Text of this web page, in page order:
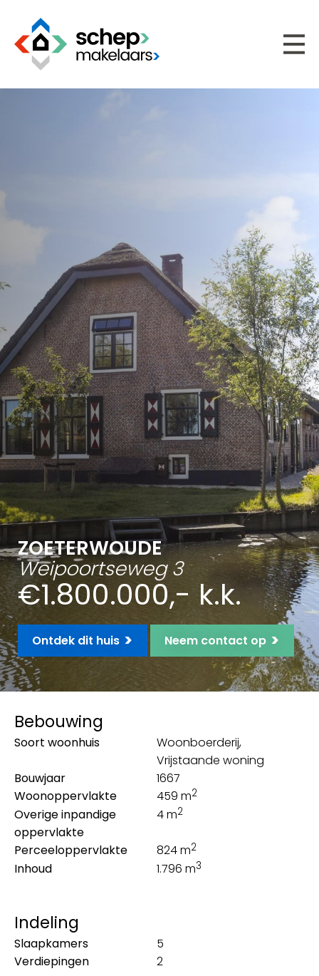
ZOETERWOUDE
Weipoortseweg 3
€1.800.000,- k.k.
Ontdek dit huis > Neem contact op >
Bebouwing
Soort woonhuis
Woonboerderij,
Vrijstaande woning
Bouwjaar
1667
Woonoppervlakte
459 m2
Overige inpandige
oppervlakte
4 m2
Perceeloppervlakte 824 m2
Inhoud 1.796 m3
Indeling
Slaapkamers
5
Verdiepingen
2